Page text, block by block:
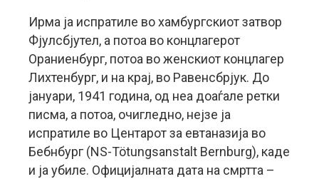
Ирма ја испратиле во хамбургскиот затвор
Фјулсбјутел, а потоа во концлагерот
Ораниенбург, потоа во женскиот концлагер
Лихтенбург, и на крај, во Равенсбрјук. До
јануари, 1941 година, од неа доаѓале ретки
писма, а потоа, очигледно, нејзе ја
испратиле во Центарот за евтаназија во
Бебнбург (NS-Tötungsanstalt Bernburg), каде
и ја убиле. Официјалната дата на смртта –